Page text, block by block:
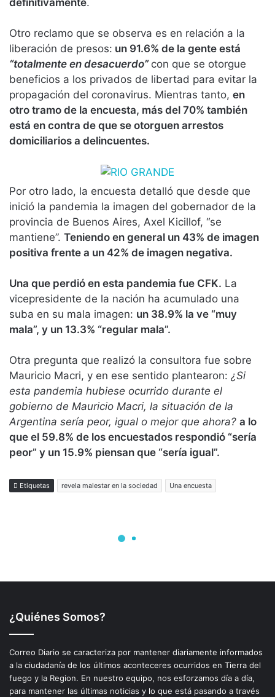
¿Quiénes Somos?
Correo Diario se caracteriza por mantener diariamente informados
a la ciudadanía de los últimos aconteceres ocurridos en Tierra del
fuego y la Region. En nuestro equipo, nos esforzamos día a día,
para mantener las últimas noticias y lo que está pasando a través